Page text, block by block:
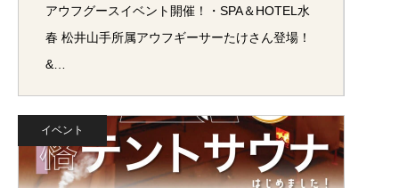
アウフグースイベント開催！・SPA＆HOTEL水
春 松井山手所属アウフギーサーたけさん登場！
&…
イベント